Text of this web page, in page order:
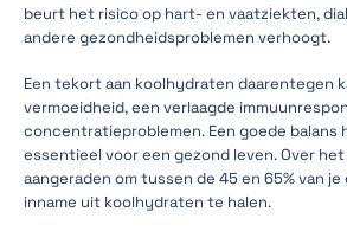
beurt het risico op hart- en vaatziekten,
andere gezondheidsproblemen verhoogt.
Een tekort aan koolhydraten daarentegen
vermoeidheid, een verlaagde
concentratieproblemen. Een goede balans
essentieel voor een gezond leven. Over
aangeraden om tussen de 45 en 65% van
inname uit koolhydraten te halen.